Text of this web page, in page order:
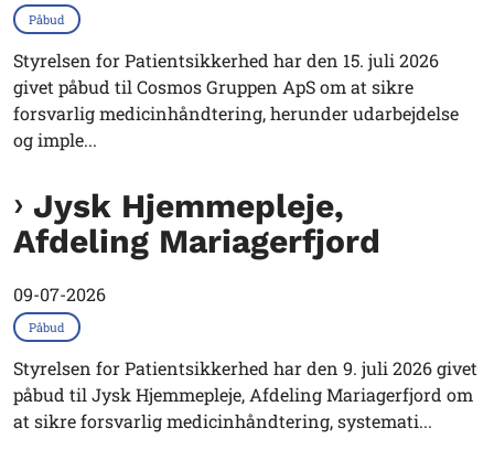
Påbud
Styrelsen for Patientsikkerhed har den 15. juli 2026
givet påbud til Cosmos Gruppen ApS om at sikre
forsvarlig medicinhåndtering, herunder udarbejdelse
og imple...
Jysk Hjemmepleje,
Afdeling Mariagerfjord
09-07-2026
Påbud
Styrelsen for Patientsikkerhed har den 9. juli 2026 givet
påbud til Jysk Hjemmepleje, Afdeling Mariagerfjord om
at sikre forsvarlig medicinhåndtering, systemati...